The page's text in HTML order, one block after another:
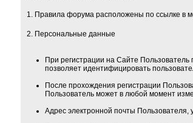
1. Правила форума расположены по ссылке в
2. Персональные данные
При регистрации на Сайте
позволяет идентифицировать
После прохождения регистрации
Пользователь может в любой момент
Адрес электронной почты Пользователя,